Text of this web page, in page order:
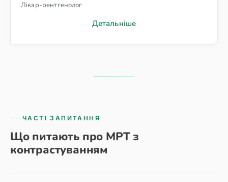
Лікар-рентгенолог
Детальніше
ЧАСТІ ЗАПИТАННЯ
Що питають про МРТ з
контрастуванням